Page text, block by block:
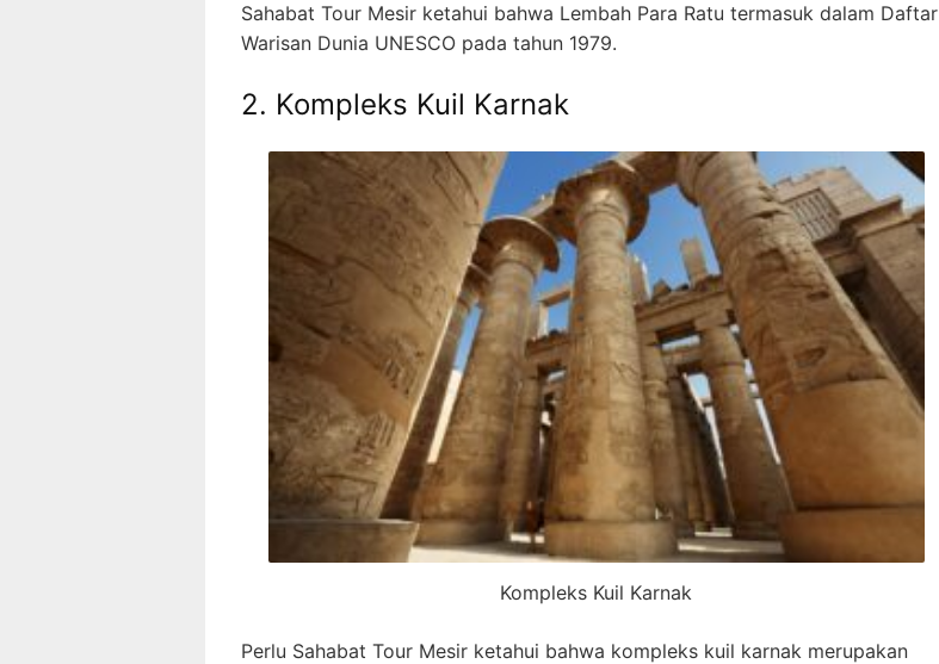
Sahabat Tour Mesir ketahui bahwa Lembah Para Ratu termasuk dalam Daftar
Warisan Dunia UNESCO pada tahun 1979.
2. Kompleks Kuil Karnak
Kompleks Kuil Karnak
Perlu Sahabat Tour Mesir ketahui bahwa kompleks kuil karnak merupakan